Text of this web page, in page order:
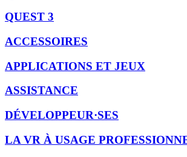
QUEST 3
ACCESSOIRES
APPLICATIONS ET JEUX
ASSISTANCE
DÉVELOPPEUR·SES
LA VR À USAGE